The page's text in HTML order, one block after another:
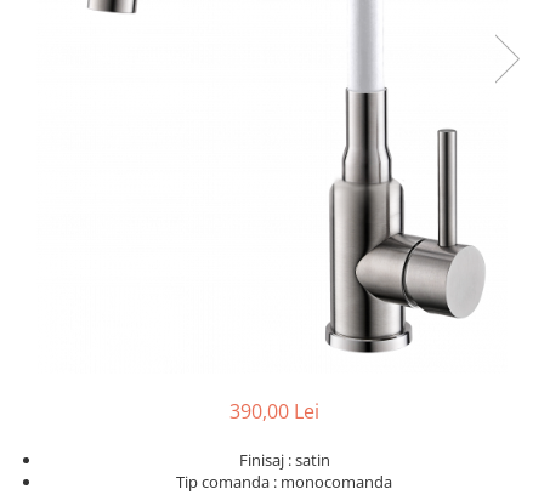
390,00 Lei
Finisaj : satin
Tip comanda : monocomanda